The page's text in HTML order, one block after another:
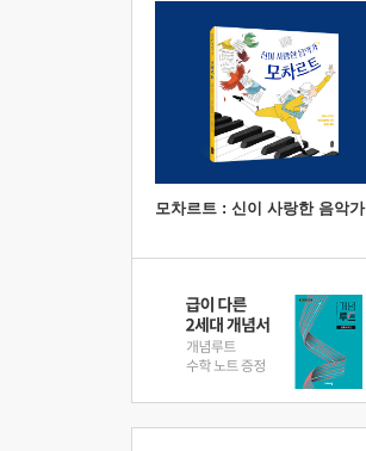
모차르트 : 신이 사랑한 음악가